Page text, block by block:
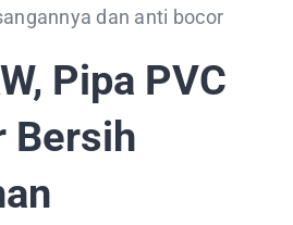
dan anti bocor
Pipa PVC
Bersih